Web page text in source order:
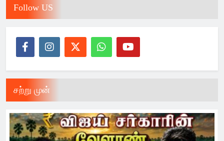
Follow US
சற்று முன்